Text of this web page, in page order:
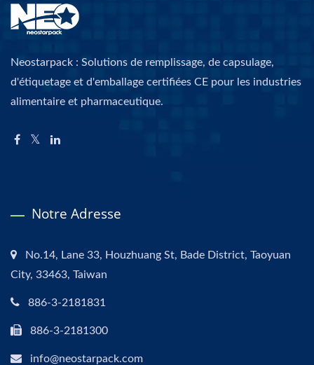
Neostarpack : Solutions de remplissage, de capsulage,
d'étiquetage et d'emballage certifiées CE pour les industries
alimentaire et pharmaceutique.
Notre Adresse
No.14, Lane 33, Houzhuang St, Bade District, Taoyuan
City, 33463, Taiwan
886-3-2181831
886-3-2181300
info@neostarpack.com